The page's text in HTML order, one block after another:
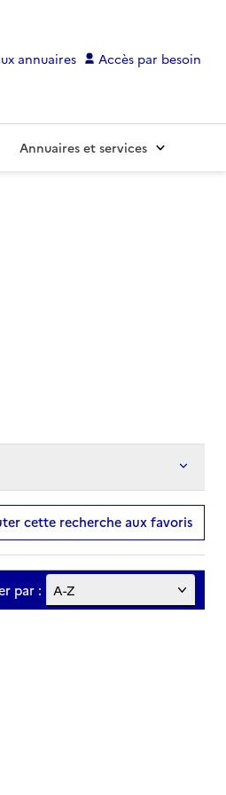
annuaires Accès par besoin
Annuaires et services
cette recherche aux favoris
par :